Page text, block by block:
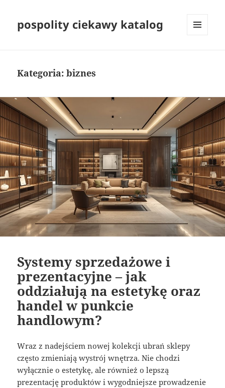
pospolity ciekawy katalog
Kategoria:biznes
Systemy sprzedażowe i
prezentacyjne – jak
oddziałują na estetykę oraz
handel w punkcie
handlowym?
Wraz z nadejściem nowej kolekcji ubrań sklepy
często zmieniają wystrój wnętrza. Nie chodzi
wyłącznie o estetykę, ale również o lepszą
prezentację produktów i wygodniejsze prowadzenie